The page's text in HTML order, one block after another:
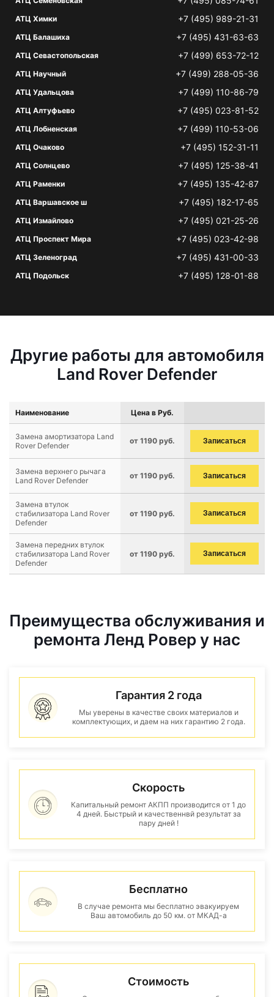
АТЦ Химки +7 (495) 989-21-31
АТЦ Балашиха +7 (495) 431-63-63
АТЦ Севастопольская +7 (499) 653-72-12
АТЦ Научный +7 (499) 288-05-36
АТЦ Удальцова +7 (499) 110-86-79
АТЦ Алтуфьево +7 (495) 023-81-52
АТЦ Лобненская +7 (499) 110-53-06
АТЦ Очаково +7 (495) 152-31-11
АТЦ Солнцево +7 (495) 125-38-41
АТЦ Раменки +7 (495) 135-42-87
АТЦ Варшавское ш +7 (495) 182-17-65
АТЦ Измайлово +7 (495) 021-25-26
АТЦ Проспект Мира +7 (495) 023-42-98
АТЦ Зеленоград +7 (495) 431-00-33
АТЦ Подольск +7 (495) 128-01-88
Другие работы для автомобиля
Land Rover Defender
Наименование Цена в Руб.
Замена амортизатора Land
Rover Defender
от 1190 руб. Записаться
Замена верхнего рычага
Land Rover Defender
от 1190 руб. Записаться
Замена втулок
стабилизатора Land Rover
Defender
от 1190 руб. Записаться
Замена передних втулок
стабилизатора Land Rover
Defender
от 1190 руб. Записаться
Преимущества обслуживания и
ремонта Ленд Ровер у нас
Гарантия 2 года
Мы уверены в качестве своих материалов и
комплектующих, и даем на них гарантию 2 года.
Скорость
Капитальный ремонт АКПП производится от 1 до
4 дней. Быстрый и качественнвй результат за
пару дней !
Бесплатно
В случае ремонта мы бесплатно эвакуируем
Ваш автомобиль до 50 км. от МКАД-а
Стоимость